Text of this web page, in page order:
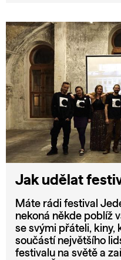
Jak udělat
Máte rádi festival
nekoná někde poblíž
se svými přáteli, kiny,
součástí největšího
festivalu na světě a